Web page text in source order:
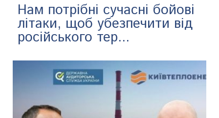
Нам потрібні сучасні бойові
літаки, щоб убезпечити від
російського тер...